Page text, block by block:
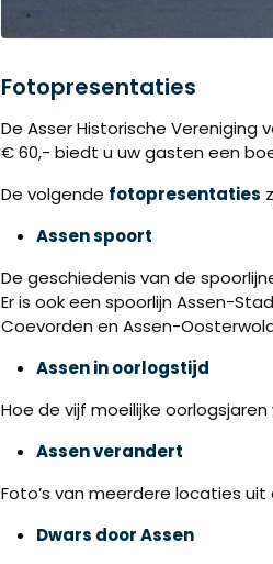
Fotopresentaties
De Asser Historische
€ 60,- biedt u uw gasten een
De volgende fotopresentaties
Assen spoort
De geschiedenis van de
Er is ook een spoorlijn Assen-
Coevorden en Assen-
Assen in oorlogstijd
Hoe de vijf moeilijke
Assen verandert
Foto’s van meerdere locaties
Dwars door Assen